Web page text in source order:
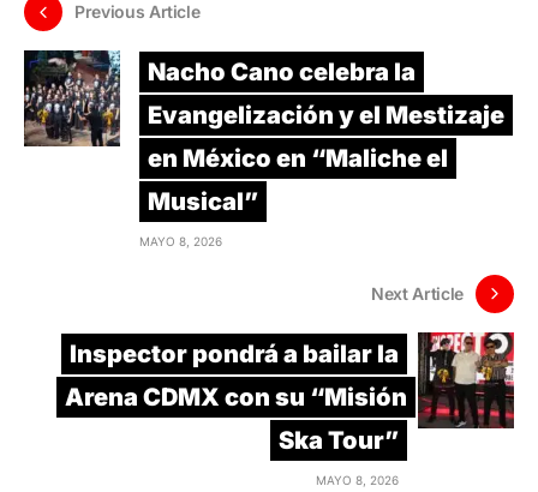
Previous Article
Nacho Cano celebra la
Evangelización y el Mestizaje
en México en “Maliche el
Musical”
MAYO 8, 2026
Next Article
Inspector pondrá a bailar la
Arena CDMX con su “Misión
Ska Tour”
MAYO 8, 2026